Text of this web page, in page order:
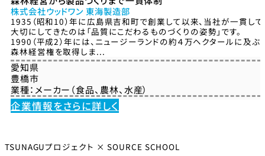
株式会社ウッドワン 東海製造部
1935（昭和10）年に広島県吉和町で創業して以来、当社が一貫して
大切にしてきたのは「品質にこだわるものづくりの姿勢」です。
1990（平成2）年には、ニュージーランドの約４万ヘクタールに及ぶ
森林経営権を取得しま...
愛知県
豊橋市
業種： メーカー（食品、農林、水産）
企業情報をさらに詳しく
TSUNAGUプロジェクト × SOURCE SCHOOL